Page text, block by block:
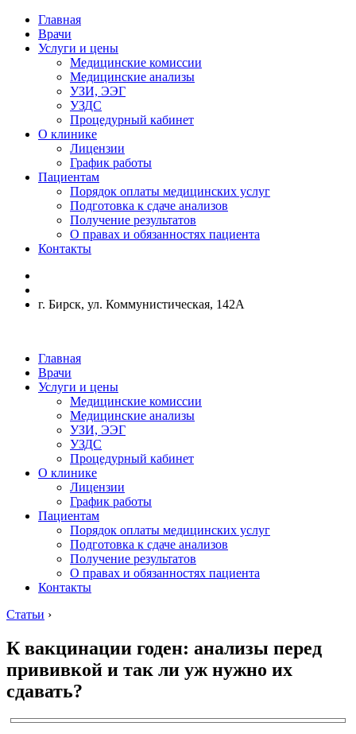
Главная
Врачи
Услуги и цены
Медицинские комиссии
Медицинские анализы
УЗИ, ЭЭГ
УЗДС
Процедурный кабинет
О клинике
Лицензии
График работы
Пациентам
Порядок оплаты медицинских услуг
Подготовка к сдаче анализов
Получение результатов
О правах и обязанностях пациента
Контакты
г. Бирск, ул. Коммунистическая, 142А
Главная
Врачи
Услуги и цены
Медицинские комиссии
Медицинские анализы
УЗИ, ЭЭГ
УЗДС
Процедурный кабинет
О клинике
Лицензии
График работы
Пациентам
Порядок оплаты медицинских услуг
Подготовка к сдаче анализов
Получение результатов
О правах и обязанностях пациента
Контакты
Статьи ›
К вакцинации годен: анализы перед
прививкой и так ли уж нужно их
сдавать?